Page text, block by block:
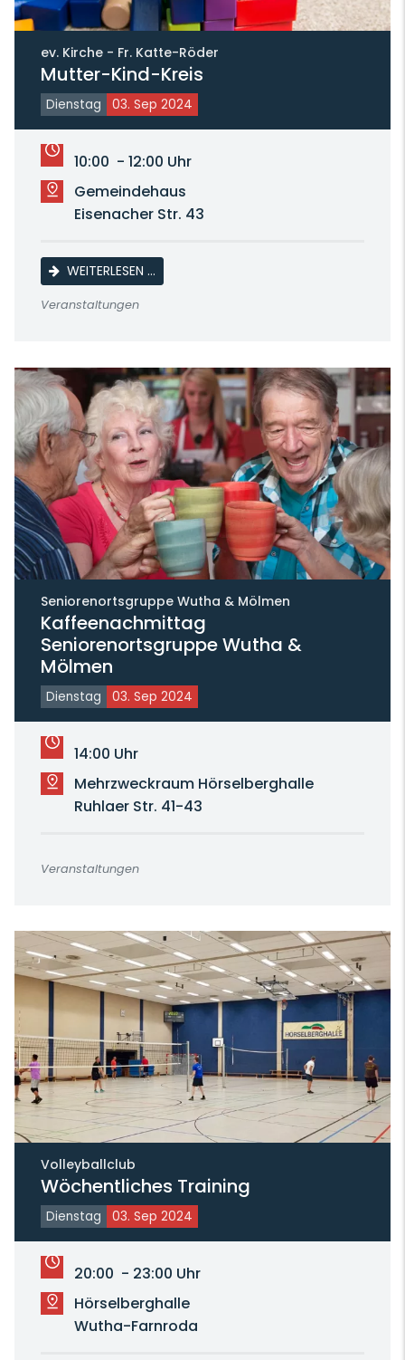
ev. Kirche - Fr. Katte-Röder
Mutter-Kind-Kreis
Dienstag 03. Sep 2024
10:00 - 12:00 Uhr
Gemeindehaus
Eisenacher Str. 43
WEITERLESEN …MUTTER-KIND-KREIS
Veranstaltungen
Seniorenortsgruppe Wutha & Mölmen
Kaffeenachmittag
Seniorenortsgruppe Wutha &
Mölmen
Dienstag 03. Sep 2024
14:00 Uhr
Mehrzweckraum Hörselberghalle
Ruhlaer Str. 41-43
Veranstaltungen
Volleyballclub
Wöchentliches Training
Dienstag 03. Sep 2024
20:00 - 23:00 Uhr
Hörselberghalle
Wutha-Farnroda